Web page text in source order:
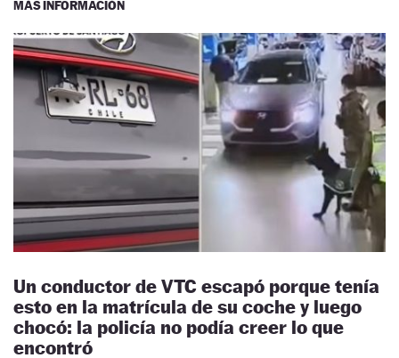
MÁS INFORMACIÓN
Un conductor de VTC escapó porque tenía
esto en la matrícula de su coche y luego
chocó: la policía no podía creer lo que
encontró